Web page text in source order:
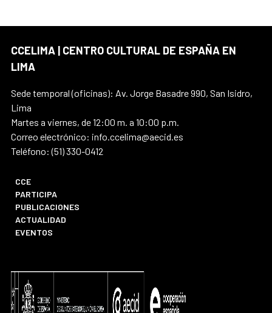
CCELIMA | CENTRO CULTURAL DE ESPAÑA EN
LIMA
Sede temporal (oficinas): Av. Jorge Basadre 990, San Isidro,
Lima
Martes a viernes, de 12:00 m. a 10:00 p.m.
Correo electrónico: info.ccelima@aecid.es
Teléfono: (51) 330-0412
CCE
PARTICIPA
PUBLICACIONES
ACTUALIDAD
EVENTOS